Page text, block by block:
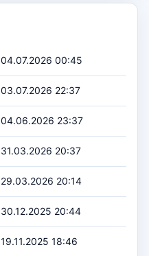
04.07.2026 00:45
03.07.2026 22:37
04.06.2026 23:37
31.03.2026 20:37
29.03.2026 20:14
30.12.2025 20:44
19.11.2025 18:46